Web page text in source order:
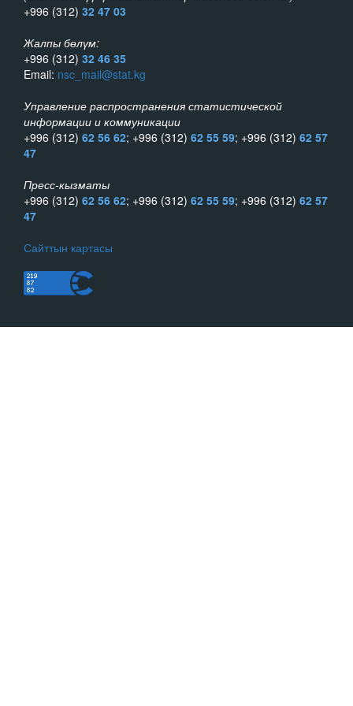
+996 (312) 32 47 03
Жалпы бөлүм:
+996 (312) 32 46 35
Email: nsc_mail@stat.kg
Управление распространения статистической
информации и коммуникации
+996 (312) 62 56 62; +996 (312) 62 55 59; +996 (312) 62 57
47
Пресс-кызматы
+996 (312) 62 56 62; +996 (312) 62 55 59; +996 (312) 62 57
47
Сайттын картасы